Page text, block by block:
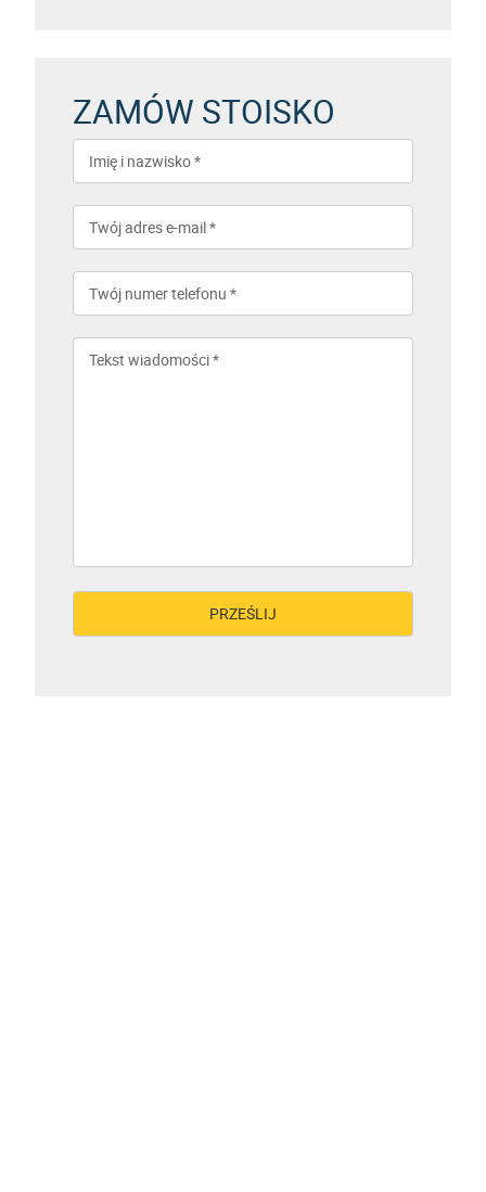
ZAMÓW STOISKO